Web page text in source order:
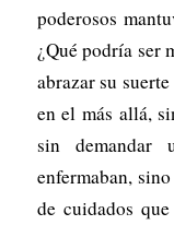
poderosos
¿Qué podría ser
abrazar su
en el más allá,
sin demandar
enfermaban,
de cuidados